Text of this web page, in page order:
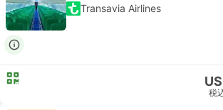
Transavia Airlines
税